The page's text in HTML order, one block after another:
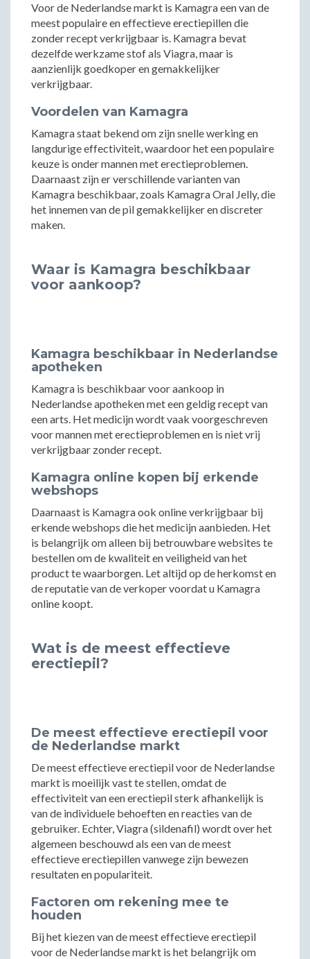
Voor de Nederlandse markt is Kamagra een van de
meest populaire en effectieve erectiepillen die
zonder recept verkrijgbaar is. Kamagra bevat
dezelfde werkzame stof als Viagra, maar is
aanzienlijk goedkoper en gemakkelijker
verkrijgbaar.
Voordelen van Kamagra
Kamagra staat bekend om zijn snelle werking en
langdurige effectiviteit, waardoor het een populaire
keuze is onder mannen met erectieproblemen.
Daarnaast zijn er verschillende varianten van
Kamagra beschikbaar, zoals Kamagra Oral Jelly, die
het innemen van de pil gemakkelijker en discreter
maken.
Waar is Kamagra beschikbaar
voor aankoop?
Kamagra beschikbaar in Nederlandse
apotheken
Kamagra is beschikbaar voor aankoop in
Nederlandse apotheken met een geldig recept van
een arts. Het medicijn wordt vaak voorgeschreven
voor mannen met erectieproblemen en is niet vrij
verkrijgbaar zonder recept.
Kamagra online kopen bij erkende
webshops
Daarnaast is Kamagra ook online verkrijgbaar bij
erkende webshops die het medicijn aanbieden. Het
is belangrijk om alleen bij betrouwbare websites te
bestellen om de kwaliteit en veiligheid van het
product te waarborgen. Let altijd op de herkomst en
de reputatie van de verkoper voordat u Kamagra
online koopt.
Wat is de meest effectieve
erectiepil?
De meest effectieve erectiepil voor
de Nederlandse markt
De meest effectieve erectiepil voor de Nederlandse
markt is moeilijk vast te stellen, omdat de
effectiviteit van een erectiepil sterk afhankelijk is
van de individuele behoeften en reacties van de
gebruiker. Echter, Viagra (sildenafil) wordt over het
algemeen beschouwd als een van de meest
effectieve erectiepillen vanwege zijn bewezen
resultaten en populariteit.
Factoren om rekening mee te
houden
Bij het kiezen van de meest effectieve erectiepil
voor de Nederlandse markt is het belangrijk om